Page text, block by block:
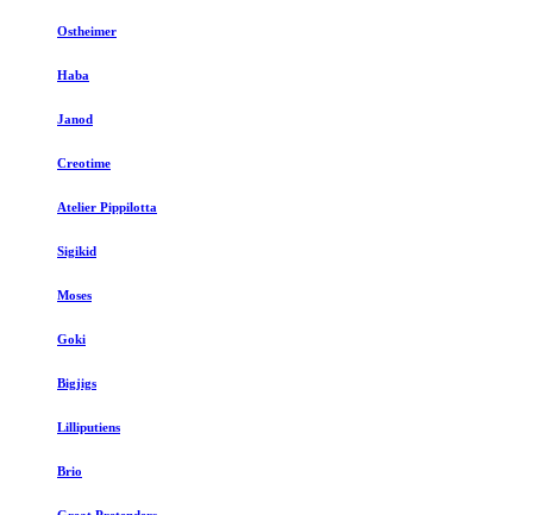
Ostheimer
Haba
Janod
Creotime
Atelier Pippilotta
Sigikid
Moses
Goki
Bigjigs
Lilliputiens
Brio